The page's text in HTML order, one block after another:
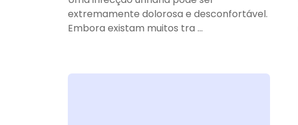
extremamente dolorosa e desconfortável.
Embora existam muitos tra ...